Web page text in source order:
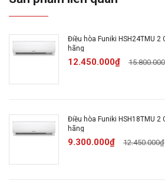
Loại Gas:
tản nhiệt:
phủ lớp
Điều hòa Funiki HSH24TMU 2
hãng
12.450.000₫
Điều hòa Funiki HSH18TMU 2
hãng
9.300.000₫ 12.450.000₫